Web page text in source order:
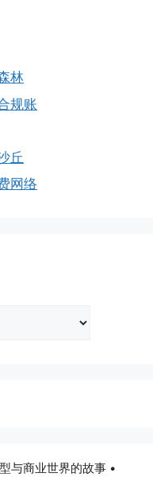
林
规账
丘
网络
与商业世界的故事 •